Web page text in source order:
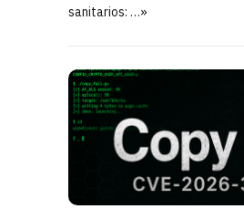
sanitarios: …»